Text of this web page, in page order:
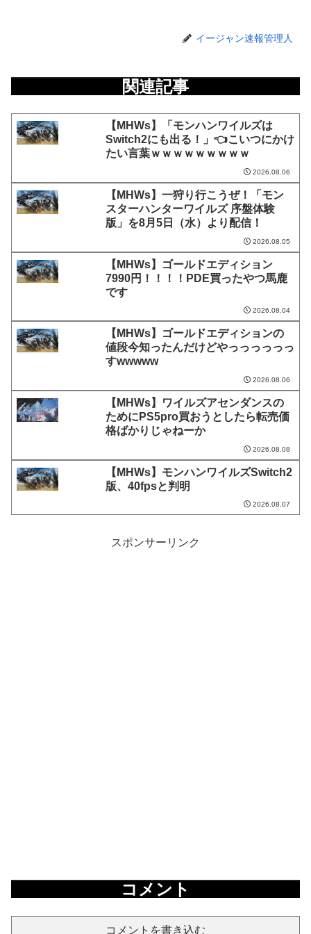
イージャン速報管理人
関連記事
【MHWs】「モンハンワイルズは
Switch2にも出る！」👈こいつにかけ
たい言葉ｗｗｗｗｗｗｗｗｗ
2026.08.06
【MHWs】一狩り行こうぜ！「モン
スターハンターワイルズ 序盤体験
版」を8月5日（水）より配信！
2026.08.05
【MHWs】ゴールドエディション
7990円！！！！PDE買ったやつ馬鹿
です
2026.08.04
【MHWs】ゴールドエディションの
値段今知ったんだけどやっっっっっっ
すwwwww
2026.08.06
【MHWs】ワイルズアセンダンスの
ためにPS5pro買おうとしたら転売価
格ばかりじゃねーか
2026.08.08
【MHWs】モンハンワイルズSwitch2
版、40fpsと判明
2026.08.07
スポンサーリンク
コメント
コメントを書き込む